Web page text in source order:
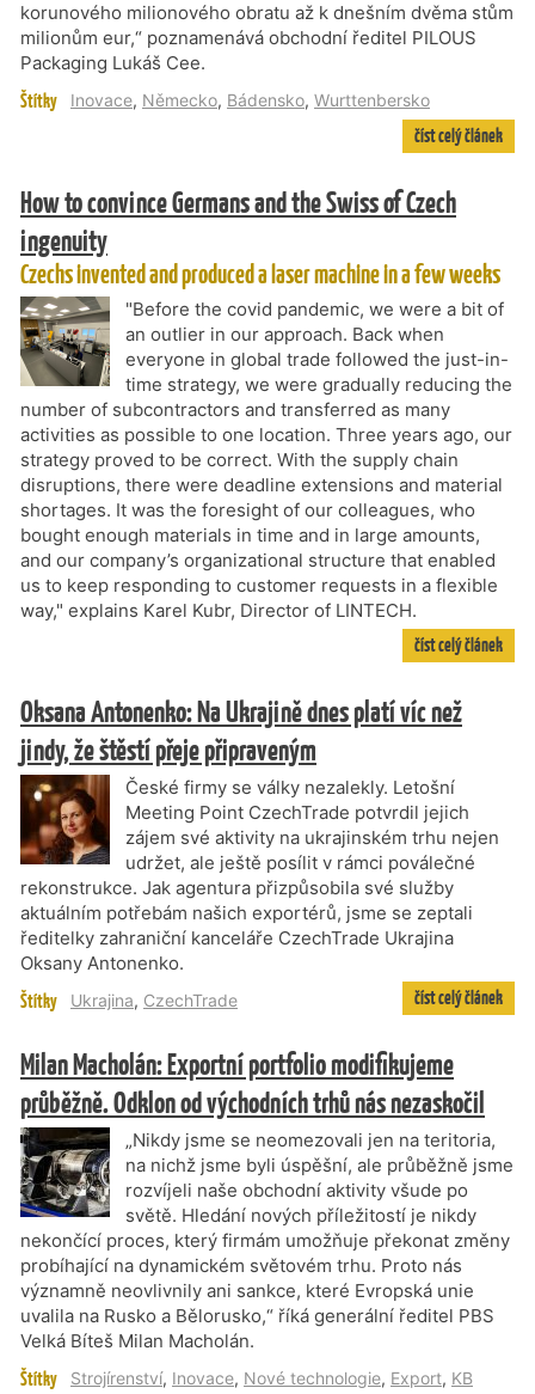
korunového milionového obratu až k dnešním dvěma stům
milionům eur,“ poznamenává obchodní ředitel PILOUS
Packaging Lukáš Cee.
Štítky Inovace, Německo, Bádensko, Wurttenbersko
číst celý článek
How to convince Germans and the Swiss of Czech
ingenuity
Czechs invented and produced a laser machine in a few weeks
"Before the covid pandemic, we were a bit of
an outlier in our approach. Back when
everyone in global trade followed the just-in-
time strategy, we were gradually reducing the
number of subcontractors and transferred as many
activities as possible to one location. Three years ago, our
strategy proved to be correct. With the supply chain
disruptions, there were deadline extensions and material
shortages. It was the foresight of our colleagues, who
bought enough materials in time and in large amounts,
and our company’s organizational structure that enabled
us to keep responding to customer requests in a flexible
way," explains Karel Kubr, Director of LINTECH.
číst celý článek
Oksana Antonenko: Na Ukrajině dnes platí víc než
jindy, že štěstí přeje připraveným
České firmy se války nezalekly. Letošní
Meeting Point CzechTrade potvrdil jejich
zájem své aktivity na ukrajinském trhu nejen
udržet, ale ještě posílit v rámci poválečné
rekonstrukce. Jak agentura přizpůsobila své služby
aktuálním potřebám našich exportérů, jsme se zeptali
ředitelky zahraniční kanceláře CzechTrade Ukrajina
Oksany Antonenko.
Štítky Ukrajina, CzechTrade číst celý článek
Milan Macholán: Exportní portfolio modifikujeme
průběžně. Odklon od východních trhů nás nezaskočil
„Nikdy jsme se neomezovali jen na teritoria,
na nichž jsme byli úspěšní, ale průběžně jsme
rozvíjeli naše obchodní aktivity všude po
světě. Hledání nových příležitostí je nikdy
nekončící proces, který firmám umožňuje překonat změny
probíhající na dynamickém světovém trhu. Proto nás
významně neovlivnily ani sankce, které Evropská unie
uvalila na Rusko a Bělorusko,“ říká generální ředitel PBS
Velká Bíteš Milan Macholán.
Štítky Strojírenství, Inovace, Nové technologie, Export, KB